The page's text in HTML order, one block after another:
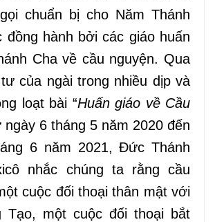
chuẩn bị cho Năm Thánh
đồng hành bởi các giáo huấn
Cha về cầu nguyện. Qua
của ngài trong nhiều dịp và
loạt bài “Huấn giáo về Cầu
ngày 6 tháng 5 năm 2020 đến
6 năm 2021, Đức Thánh
nhắc chúng ta rằng cầu
cuộc đối thoại thân mật với
Tạo, một cuộc đối thoại bắt